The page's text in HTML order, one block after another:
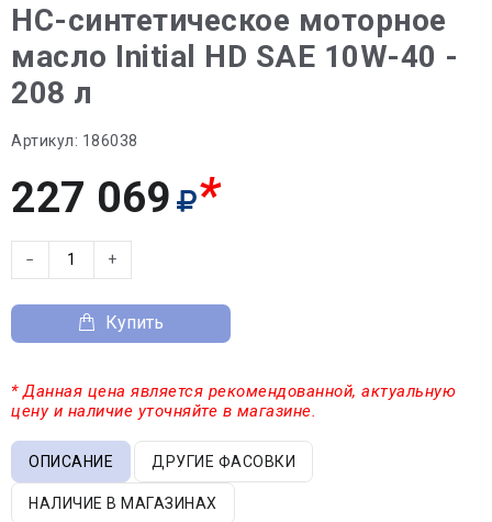
НС-синтетическое моторное
масло Initial HD SAE 10W-40 -
208 л
Артикул: 186038
227 069 *
− +
Купить
* Данная цена является рекомендованной, актуальную
цену и наличие уточняйте в магазине.
ОПИСАНИЕ ДРУГИЕ ФАСОВКИ
НАЛИЧИЕ В МАГАЗИНАХ